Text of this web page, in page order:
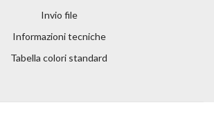
Invio file
Informazioni tecniche
Tabella colori standard